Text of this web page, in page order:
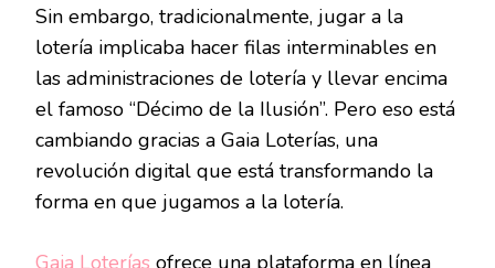
Sin embargo, tradicionalmente, jugar a la
lotería implicaba hacer filas interminables en
las administraciones de lotería y llevar encima
el famoso “Décimo de la Ilusión”. Pero eso está
cambiando gracias a Gaia Loterías, una
revolución digital que está transformando la
forma en que jugamos a la lotería.
Gaia Loterías ofrece una plataforma en línea